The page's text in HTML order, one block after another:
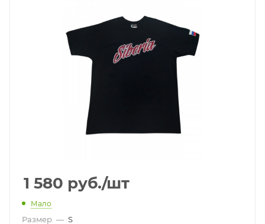
1 580 руб./шт
Мало
Размер — S